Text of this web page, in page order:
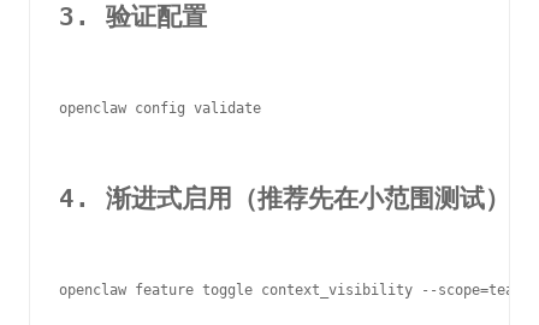
3. 验证配置
openclaw config validate
4. 渐进式启用（推荐先在小范围测试）